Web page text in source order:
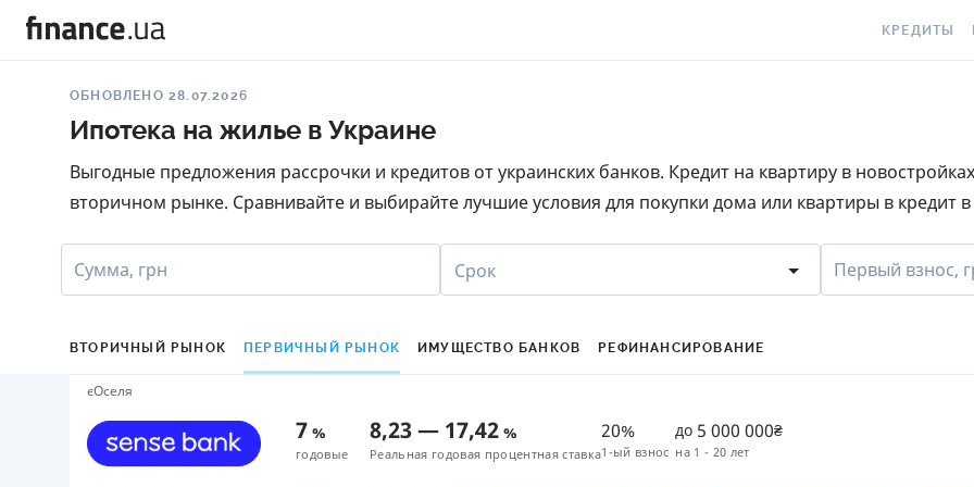
КРЕДИТЫ
КРЕДИТ
КРЕДИТ БЕЗ
ИСТОРИЕЙ
ОБНОВЛЕНО 28.07.2026
Ипотека на жилье в Украине
Выгодные предложения рассрочки и кредитов от украинских банков. Кредит на квартиру в
вторичном рынке. Сравнивайте и выбирайте лучшие условия для покупки дома или квартиры в кредит
Сумма, грн Срок Первый взнос,
ВТОРИЧНЫЙ РЫНОК ПЕРВИЧНЫЙ РЫНОК ИМУЩЕСТВО БАНКОВ РЕФИНАНСИРОВАНИЕ
єОселя
7 %
годовые
8,23— 17,42 %
Реальная годовая процентная ставка
20%
1-ый взнос
до 5 000 000₴
на 1 - 20 лет